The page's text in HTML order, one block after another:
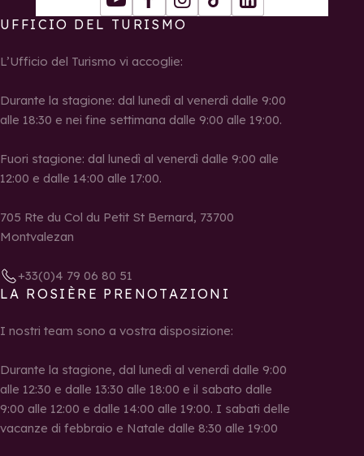
YoutubeFacebookInstagram
Tiktok LinkedIn
UFFICIO DEL TURISMO
L’Ufficio del Turismo vi accoglie:
Durante la stagione: dal lunedì al venerdì dalle 9:00
alle 18:30 e nei fine settimana dalle 9:00 alle 19:00.
Fuori stagione: dal lunedì al venerdì dalle 9:00 alle
12:00 e dalle 14:00 alle 17:00.
705 Rte du Col du Petit St Bernard, 73700
Montvalezan
+33(0)4 79 06 80 51
LA ROSIÈRE PRENOTAZIONI
I nostri team sono a vostra disposizione:
Durante la stagione, dal lunedì al venerdì dalle 9:00
alle 12:30 e dalle 13:30 alle 18:00 e il sabato dalle
9:00 alle 12:00 e dalle 14:00 alle 19:00. I sabati delle
vacanze di febbraio e Natale dalle 8:30 alle 19:00